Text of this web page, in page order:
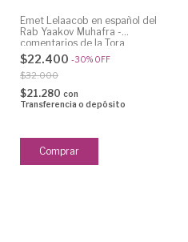
Emet LeIaacob en español del
Rab Yaakov Muhafra -
comentarios de la Tora
$22.400 -30% OFF
$32.000
$21.280 con
Transferencia o depósito